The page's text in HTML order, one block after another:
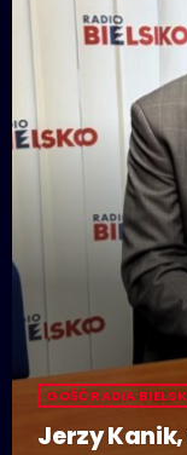
GOŚĆ RADIA
Jerzy